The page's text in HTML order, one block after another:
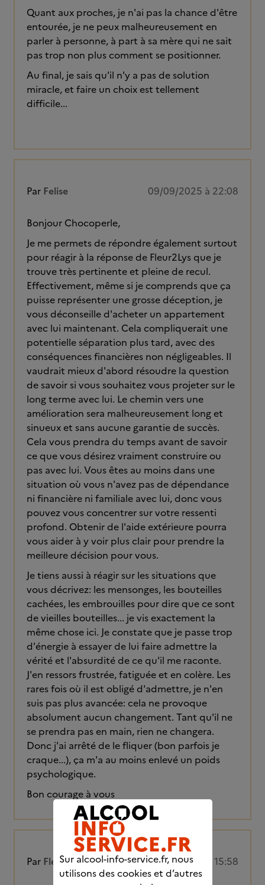
Quant aux proches, je n'ai pas la chance d'être
entourée, je ne peux malheureusement en
parler à personne, à part à sa mère qui ne sait
pas trop non plus comment se positionner.
Au final, je sais qu'il n'y a pas de solution
miracle, et faire un choix est tellement
difficile...
Par Felise 09/09/2025 à 22:08
Bonjour Chocoperle,
Je me permets de répondre également surtout
pour réagir à la réponse de Fleur2Lys que je
trouve très pertinente et pleine de recul.
Effectivement, même si je comprends que ça
puisse représenter une grosse déception, je
vous déconseille d'acheter un appartement
avec lui maintenant. Cela compliquerait une
potentielle séparation plus tard, avec des
conséquences financières non négligeables. Il
vaudrait mieux d'abord résoudre la question
de savoir si vous souhaitez vous projeter sur le
long terme avec lui. Le chemin vers une
amélioration sera malheureusement long et
sinueux et sans aucune garantie de succès.
Cela vous prendra du temps avant de savoir
ce que vous désirez vraiment construire ou
pas avec lui. Vous êtes au moins dans une
situation où vous n'avez pas de dépendance
ni financière ni familiale avec lui, donc vous
pouvez vous concentrer sur votre ressenti
profond. Obtenir de l'aide extérieure pourra
vous aider à y voir plus clair pour prendre la
meilleure décision pour vous.
Je tiens aussi à réagir sur les situations que
vous décrivez: les mensonges, les bouteilles
cachées, les embrouilles pour dire que ce sont
de vieilles bouteilles... je vis exactement la
même chose ici. Je constate que je passe trop
d'énergie à essayer de lui faire admettre la
vérité et l'absurdité de ce qu'il me raconte.
J'en ressors frustrée, fatiguée et en colère. Les
rares fois où il est obligé d'admettre, je n'en
suis pas plus avancée: cela ne provoque
absolument aucun changement. Tant qu'il ne
se prendra pas en main, rien ne changera.
Donc j'ai arrêté de le fliquer (bon parfois je
craque...), ça m'a au moins enlevé un poids
psychologique.
Bon courage à vous
Par Fleur2Lys 10/09/2025 à 15:58
Sur alcool-info-service.fr, nous
utilisons des cookies et d’autres